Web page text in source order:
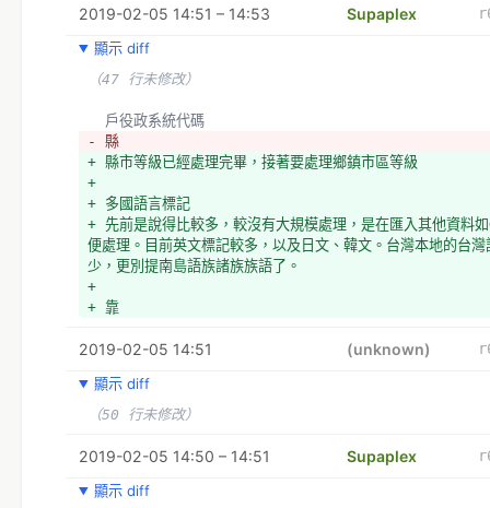
少，更別提南島語族諸族族語了。
便處理。目前英文標記較多，以及日文、韓文。台灣本地的台
少，更別提南島語族諸族族語了。
- 靠
+ 靠 Wikidata Query 提取地理性資料的台灣話、客家話名
Wikidata 授權是CC
+ ，能夠直接匯入 OpenStreetMap 中處理。
+
+ 需要人手處理這些資料。
+
+ 他國事務
+ 鬧雙胞的中國G3國道福建段
+
+ www.csprs.org.tw/Temp/5.105CM01.pdf
+ 測繪資料仍需要處理才能放入 OpenStreetMap 中。
+
+ JOSM Conflation
+ 匯入好幫手，詳情可洽 Supaplex
2019-02-05 14:51 – 14:53 Supaplex
顯示 diff
（47 行未修改）
  戶役政系統代碼
- 縣
+ 縣市等級已經處理完畢，接著要處理鄉鎮市區等級
+
+ 多國語言標記
+ 先前是說得比較多，較沒有大規模處理，是在匯入其他資料如
便處理。目前英文標記較多，以及日文、韓文。台灣本地的台
少，更別提南島語族諸族族語了。
+
+ 靠
2019-02-05 14:51 (unknown)
顯示 diff
（50 行未修改）
2019-02-05 14:50 – 14:51 Supaplex
顯示 diff